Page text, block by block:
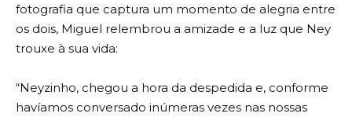
fotografia que captura um momento de alegria entre
os dois, Miguel relembrou a amizade e a luz que Ney
trouxe à sua vida:
“Neyzinho, chegou a hora da despedida e, conforme
havíamos conversado inúmeras vezes nas nossas